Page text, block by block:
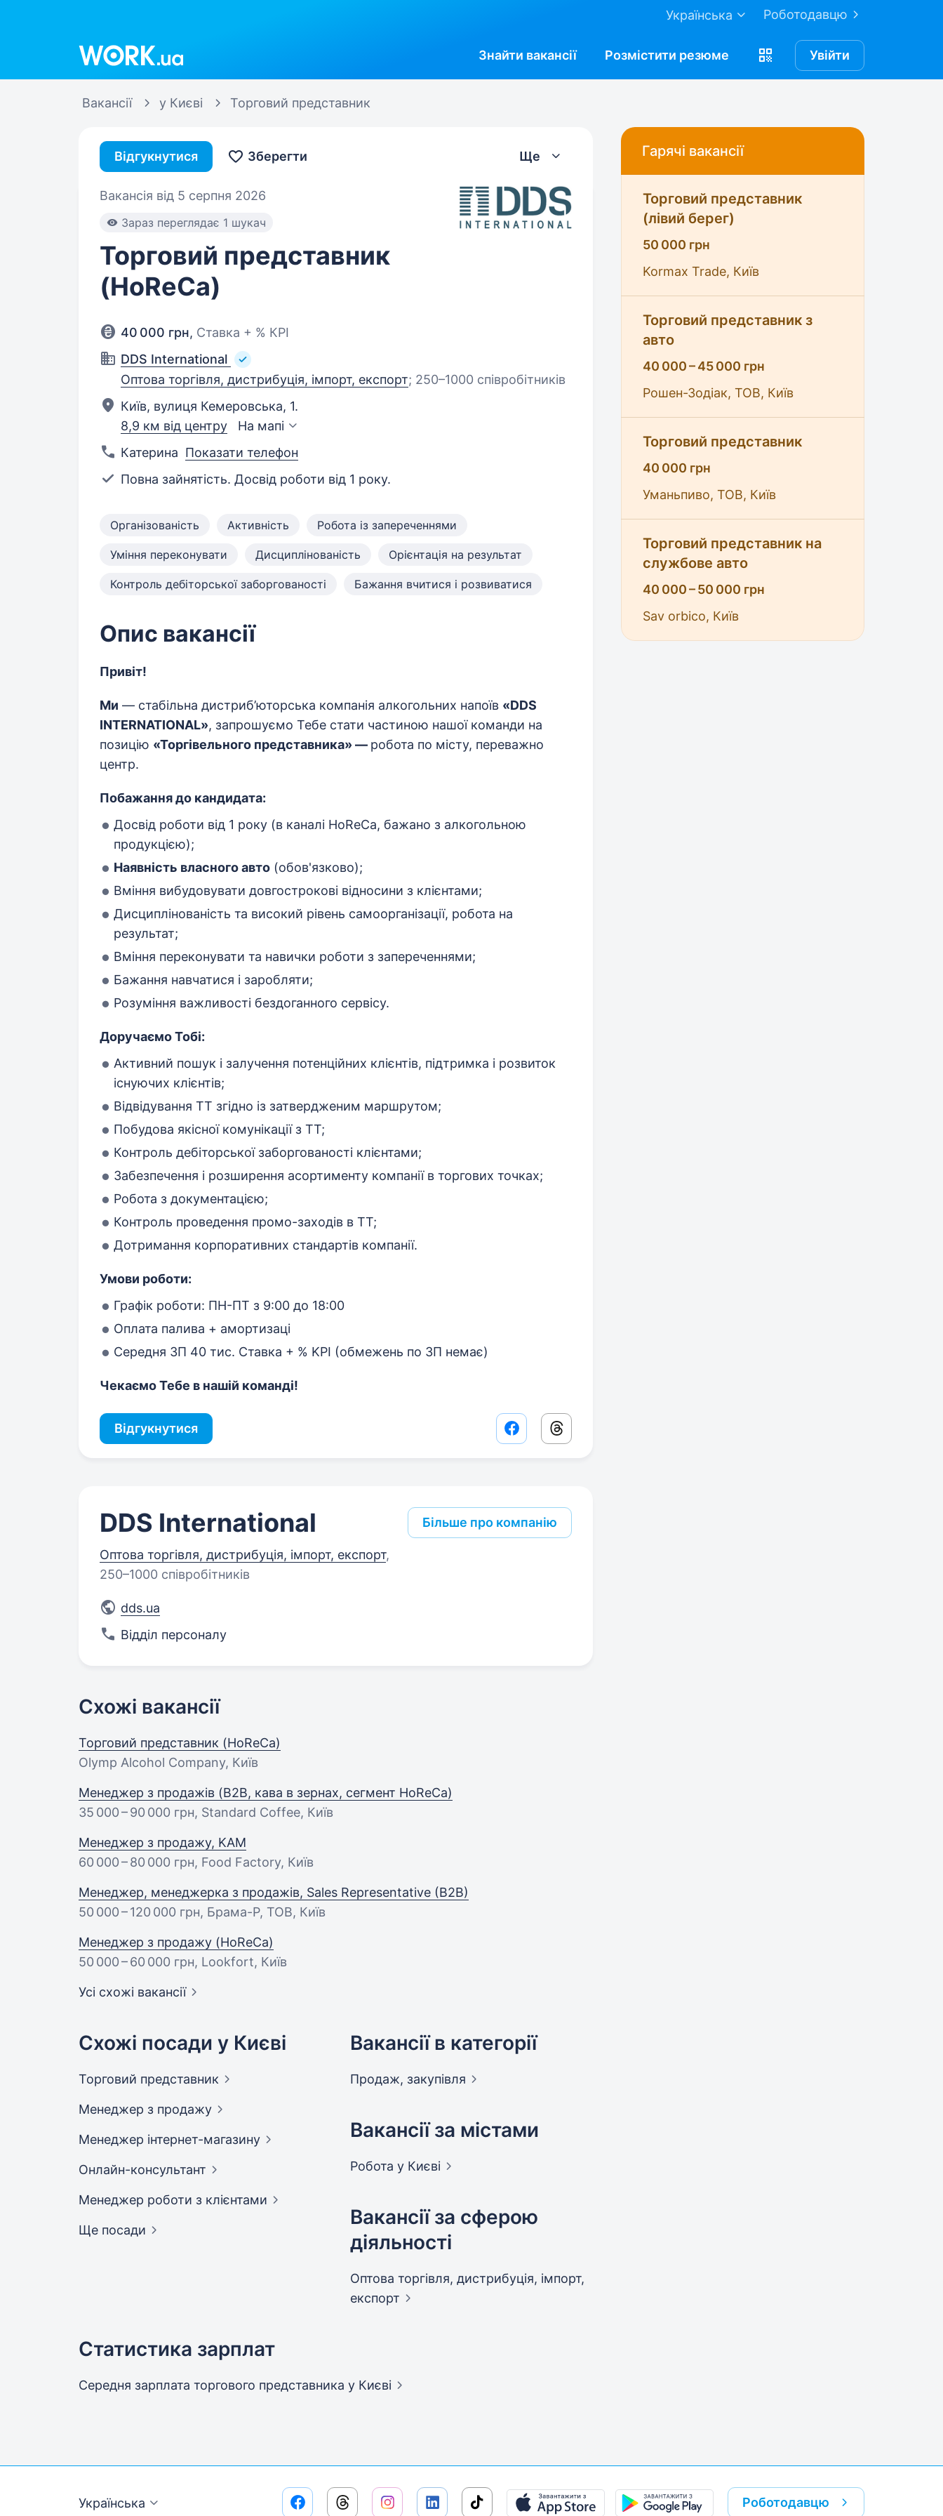
Роботодавцю
Українська
Знайти вакансії Розмістити резюме Увійти
Вакансії у Києві Торговий представник
Відгукнутися Зберегти Ще
Вакансія від 5 серпня 2026
Зараз переглядає 1 шукач
Торговий представник
(HoReCa)
40 000 грн, Ставка + % КРІ
DDS International
Оптова торгівля, дистрибуція, імпорт, експорт; 250–1000 співробітників
Київ, вулиця Кемеровська, 1.
8,9 км від центру
На мапі
Катерина Показати телефон
Повна зайнятість. Досвід роботи від 1 року.
Організованість Активність Робота із запереченнями
Уміння переконувати Дисциплінованість Орієнтація на результат
Контроль дебіторської заборгованості Бажання вчитися і розвиватися
Опис вакансії
Привіт!
Ми — стабільна дистриб’юторська компанія алкогольних напоїв «DDS
INTERNATIONAL», запрошуємо Тебе стати частиною нашої команди на
позицію «Торгівельного представника» — робота по місту, переважно
центр.
Побажання до кандидата:
Досвід роботи від 1 року (в каналі HoReCa, бажано з алкогольною
продукцією);
Наявність власного авто (обов'язково);
Вміння вибудовувати довгострокові відносини з клієнтами;
Дисциплінованість та високий рівень самоорганізації, робота на
результат;
Вміння переконувати та навички роботи з запереченнями;
Бажання навчатися і заробляти;
Розуміння важливості бездоганного сервісу.
Доручаємо Тобі:
Активний пошук і залучення потенційних клієнтів, підтримка і розвиток
існуючих клієнтів;
Відвідування ТТ згідно із затвердженим маршрутом;
Побудова якісної комунікації з ТТ;
Контроль дебіторської заборгованості клієнтами;
Забезпечення і розширення асортименту компанії в торгових точках;
Робота з документацією;
Контроль проведення промо-заходів в ТТ;
Дотримання корпоративних стандартів компанії.
Умови роботи:
Графік роботи: ПН-ПТ з 9:00 до 18:00
Оплата палива + амортизаці
Середня ЗП 40 тис. Ставка + % KPI (обмежень по ЗП немає)
Чекаємо Тебе в нашій команді!
Відгукнутися Facebook share link
Threads share link
DDS International
Оптова торгівля, дистрибуція, імпорт, експорт,
250–1000 співробітників
Більше про компанію
dds.ua
Відділ персоналу
Схожі вакансії
Торговий представник (HoReCa)
Olymp Alcohol Company, Київ
Менеджер з продажів (B2B, кава в зернах, сегмент HoReCa)
35 000 – 90 000 грн, Standard Coffee, Київ
Менеджер з продажу, KAM
60 000 – 80 000 грн, Food Factory, Київ
Менеджер, менеджерка з продажів, Sales Representative (B2B)
50 000 – 120 000 грн, Брама-Р, ТОВ, Київ
Менеджер з продажу (HoReCa)
50 000 – 60 000 грн, Lookfort, Київ
Усі схожі вакансії
Схожі посади у Києві
Торговий представник
Менеджер з продажу
Менеджер інтернет-магазину
Онлайн-консультант
Менеджер роботи з клієнтами
Ще посади
Вакансії в категорії
Продаж, закупівля
Вакансії за містами
Робота у Києві
Вакансії за сферою
діяльності
Оптова торгівля, дистрибуція, імпорт,
експорт
Статистика зарплат
Середня зарплата торгового представника у Києві
Гарячі вакансії
Торговий представник
(лівий берег)
50 000 грн
Kormax Trade, Київ
Торговий представник з
авто
40 000 – 45 000 грн
Рошен-Зодіак, ТОВ, Київ
Торговий представник
40 000 грн
Уманьпиво, ТОВ, Київ
Торговий представник на
службове авто
40 000 – 50 000 грн
Sav orbico, Київ
Українська Роботодавцю